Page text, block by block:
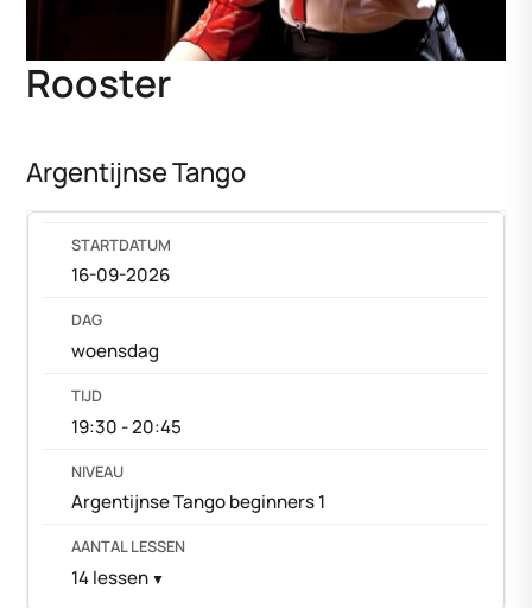
Rooster
Argentijnse Tango
16-09-2026
woensdag
19:30 - 20:45
Argentijnse Tango beginners 1
14 lessen